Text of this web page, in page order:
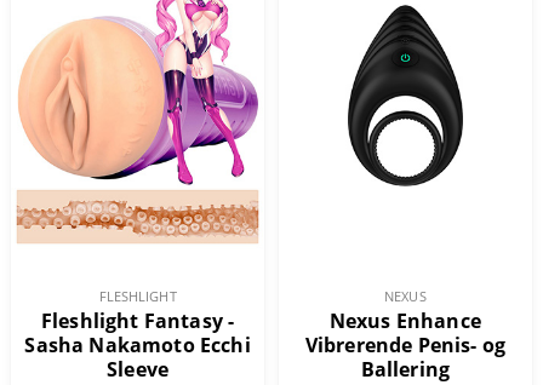
FLESHLIGHT
Fleshlight Fantasy -
Sasha Nakamoto Ecchi
Sleeve
NEXUS
Nexus Enhance
Vibrerende Penis- og
Ballering